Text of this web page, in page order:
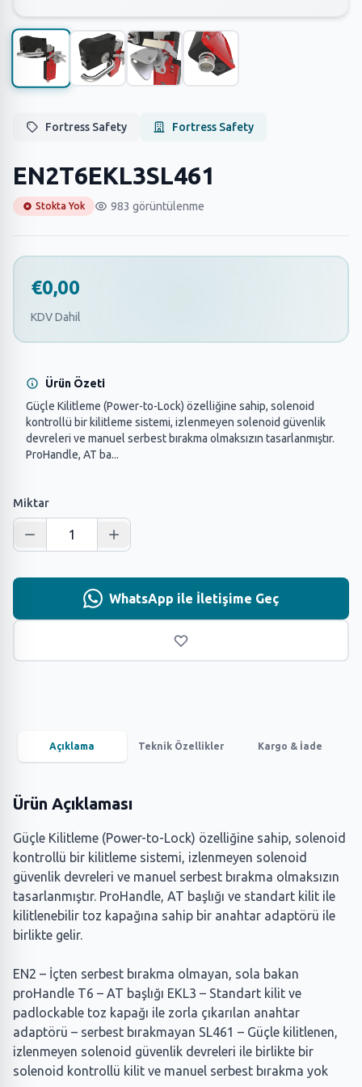
Fortress Safety Fortress Safety
EN2T6EKL3SL461
Stokta Yok 983 görüntülenme
€0,00
KDV Dahil
Ürün Özeti
Güçle Kilitleme (Power-to-Lock) özelliğine sahip, solenoid
kontrollü bir kilitleme sistemi, izlenmeyen solenoid güvenlik
devreleri ve manuel serbest bırakma olmaksızın tasarlanmıştır.
ProHandle, AT ba...
Miktar
WhatsApp ile İletişime Geç
Açıklama Teknik Özellikler Kargo & İade
Ürün Açıklaması
Güçle Kilitleme (Power-to-Lock) özelliğine sahip, solenoid
kontrollü bir kilitleme sistemi, izlenmeyen solenoid
güvenlik devreleri ve manuel serbest bırakma olmaksızın
tasarlanmıştır. ProHandle, AT başlığı ve standart kilit ile
kilitlenebilir toz kapağına sahip bir anahtar adaptörü ile
birlikte gelir.
EN2 – İçten serbest bırakma olmayan, sola bakan
proHandle T6 – AT başlığı EKL3 – Standart kilit ve
padlockable toz kapağı ile zorla çıkarılan anahtar
adaptörü – serbest bırakmayan SL461 – Güçle kilitlenen,
izlenmeyen solenoid güvenlik devreleri ile birlikte bir
solenoid kontrollü kilit ve manuel serbest bırakma yok